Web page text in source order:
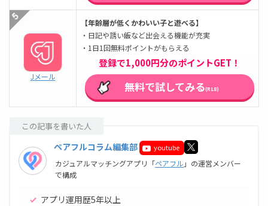
Jメール
【年齢層が低くかわいい子と遊べる】
・日記や誘い飯など出会える機能が充実
・1日1回無料ポイントがもらえる
登録で1,000円分のポイントGET！
無料で試してみる(R18)
この記事を書いた人
ペアフルコラム編集部 youtube
カジュアルマッチングアプリ「ペアフル 」の運営メンバー
で構成
アプリ運用歴5年以上